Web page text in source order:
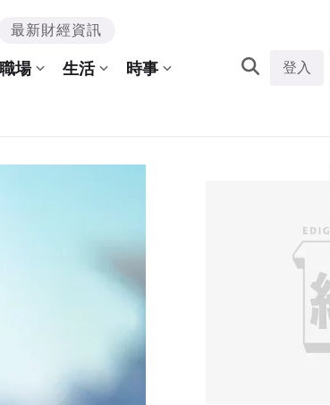
最新財經資訊
職場 生活 時事 登入